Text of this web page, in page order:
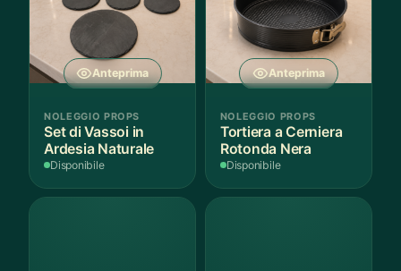
Anteprima
NOLEGGIO PROPS
Set di Vassoi in
Ardesia Naturale
Disponibile
Anteprima
NOLEGGIO PROPS
Tortiera a Cerniera
Rotonda Nera
Disponibile